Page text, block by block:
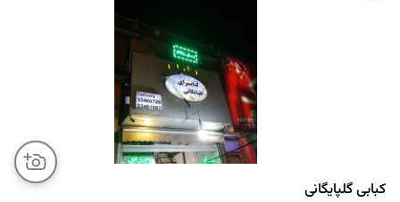
کبابی گلپایگانی